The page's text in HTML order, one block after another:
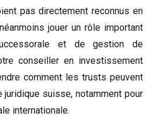
pas directement reconnus en
jouer un rôle important
et de gestion de
conseiller en investissement
comment les trusts peuvent
suisse, notamment pour
internationale.